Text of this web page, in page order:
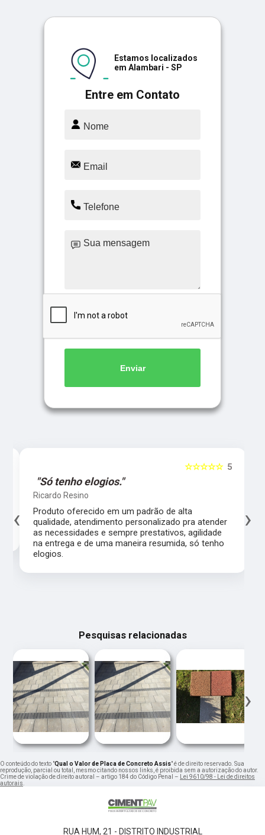
Entre em Contato
Estamos localizados
em Alambari - SP
Enviar
5
☆☆☆☆☆
"Só tenho elogios."
Ricardo Resino
Produto oferecido em um padrão de alta
qualidade, atendimento personalizado pra atender
as necessidades e sempre prestativos, agilidade
na entrega e de uma maneira resumida, só tenho
elogios.
‹ ›
Pesquisas relacionadas
‹ ›
O conteúdo do texto "Qual o Valor de Placa de Concreto Assis" é de direito reservado. Sua
reprodução, parcial ou total, mesmo citando nossos links, é proibida sem a autorização do autor.
Crime de violação de direito autoral – artigo 184 do Código Penal – Lei 9610/98 - Lei de direitos
autorais.
RUA HUM, 21 - DISTRITO INDUSTRIAL